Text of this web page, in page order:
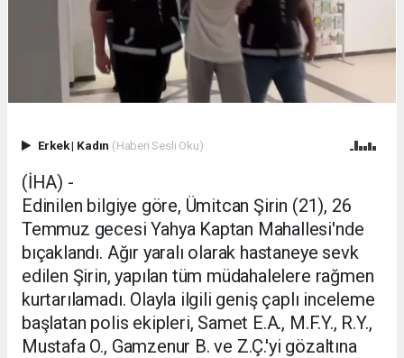
Erkek| Kadın (Haberi Sesli Oku)
(İHA) -
Edinilen bilgiye göre, Ümitcan Şirin (21), 26
Temmuz gecesi Yahya Kaptan Mahallesi'nde
bıçaklandı. Ağır yaralı olarak hastaneye sevk
edilen Şirin, yapılan tüm müdahalelere rağmen
kurtarılamadı. Olayla ilgili geniş çaplı inceleme
başlatan polis ekipleri, Samet E.A., M.F.Y., R.Y.,
Mustafa O., Gamzenur B. ve Z.Ç.'yi gözaltına